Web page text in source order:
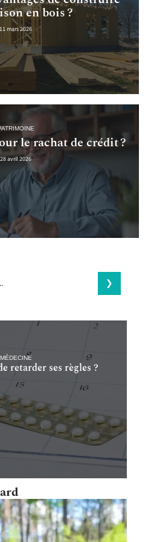
en bois ?
11 mars 2026
le rachat de crédit ?
28 avril 2026
MÉDECINE
retarder ses règles ?